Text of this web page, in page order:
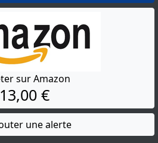
sur Amazon
13,00 €
une alerte